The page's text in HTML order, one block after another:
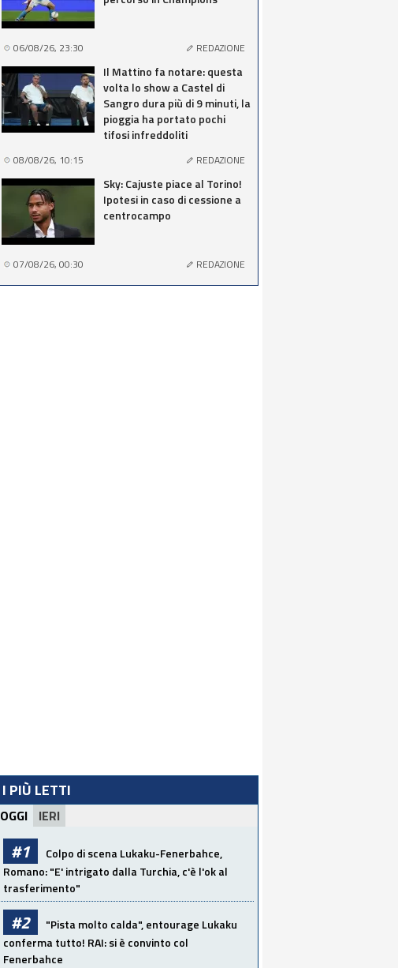
06/08/26, 23:30 REDAZIONE
Il Mattino fa notare: questa
volta lo show a Castel di
Sangro dura più di 9 minuti, la
pioggia ha portato pochi
tifosi infreddoliti
08/08/26, 10:15 REDAZIONE
Sky: Cajuste piace al Torino!
Ipotesi in caso di cessione a
centrocampo
07/08/26, 00:30 REDAZIONE
I PIÙ LETTI
OGGI IERI
#1
Colpo di scena Lukaku-Fenerbahce,
Romano: "E' intrigato dalla Turchia, c'è l'ok al
trasferimento"
#2
"Pista molto calda", entourage Lukaku
conferma tutto! RAI: si è convinto col
Fenerbahce